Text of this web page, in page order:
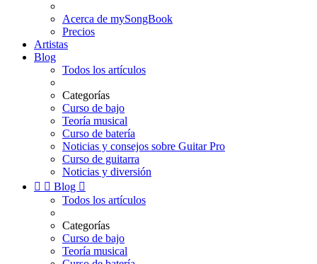
Acerca de mySongBook
Precios
Artistas
Blog
Todos los artículos
Categorías
Curso de bajo
Teoría musical
Curso de batería
Noticias y consejos sobre Guitar Pro
Curso de guitarra
Noticias y diversión
  Blog 
Todos los artículos
Categorías
Curso de bajo
Teoría musical